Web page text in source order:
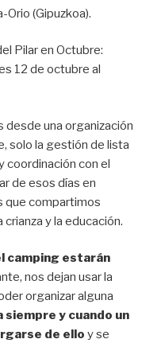
Orio (Gipuzkoa).
Pilar en Octubre:
12 de octubre al
desde una organización
solo la gestión de lista
coordinación con el
de esos días en
que compartimos
y la educación.
camping estarán
nos dejan usar la
organizar alguna
y cuando un
de ello y se